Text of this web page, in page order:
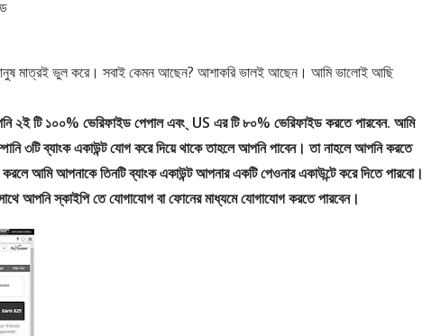
মানুষ মাত্রই ভুল করে। সবাই কেমন আছেন? আশাক‌রি ভালই আছেন। আমি ভালোই আছি
২ই টি ১০০% ভেরিফাইড পেপাল এবং ্ US এর টি ৮০% ভেরিফাইড করতে পারবেন. আমি
৩টি ব্যাংক একাউন্ট যোগ করে দিয়ে থাকে তাহলে আপনি পাবেন। তা নাহলে আপনি করতে
আমি আপনাকে তিনটি ব্যাংক একাউন্ট আপনার একটি পেওনার একাউন্টে করে দিতে পারবো।
আপনি স্কাইপি তে যোগাযোগ বা ফোনের মাধ্যমে যোগাযোগ করতে পারবেন।